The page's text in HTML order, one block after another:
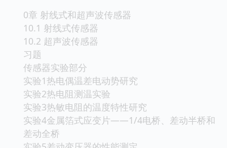
0章 射线式和超声波传感器
10.1 射线式传感器
10.2 超声波传感器
习题
传感器实验部分
实验1热电偶温差电动势研究
实验2热电阻测温实验
实验3热敏电阻的温度特性研究
实验4金属箔式应变片——1/4电桥、差动半桥和
差动全桥